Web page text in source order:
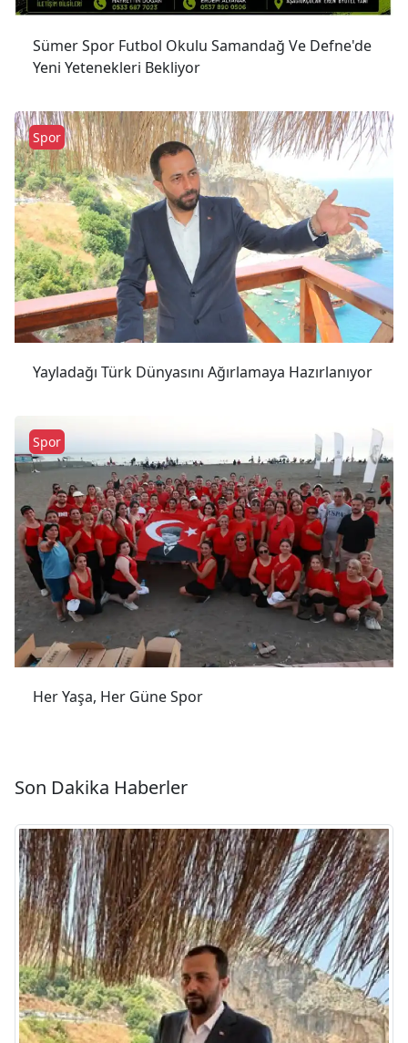
Sümer Spor Futbol Okulu Samandağ Ve Defne'de
Yeni Yetenekleri Bekliyor
Yayladağı Türk Dünyasını Ağırlamaya Hazırlanıyor
Spor
Her Yaşa, Her Güne Spor
Spor
Son Dakika Haberler